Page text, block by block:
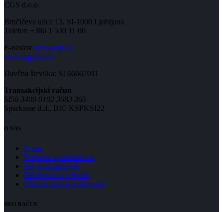
CGS d.o.o.
Brnčičeva ulica 13, SI-1000 Ljubljana
Telefon +386 1 530 11 00
E-naslov info@cgs.si
www.cgsplus.si
Davčna številka: SI 66667011
Transakcijski račun
SI56 3400 0102 3683 365
Sparkasse d.d., BIC KSPKSI22
O NAS
O nas
Podpora uporabnikom
Servisni zahtevek
Zasebnost in piškotki
Splošni pogoji poslovanja
MOJ RAČUN